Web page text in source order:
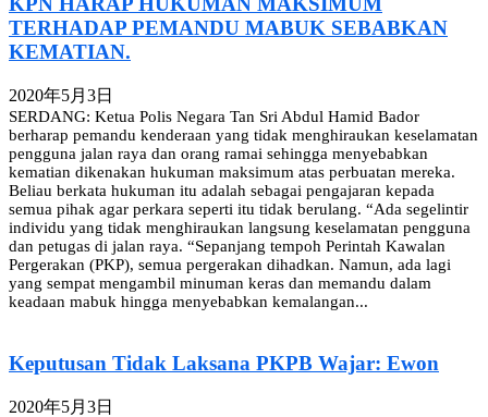
TERHADAP PEMANDU MABUK SEBABKAN
KEMATIAN.
2020年5月3日
SERDANG: Ketua Polis Negara Tan Sri Abdul Hamid Bador
berharap pemandu kenderaan yang tidak menghiraukan keselamatan
pengguna jalan raya dan orang ramai sehingga menyebabkan
kematian dikenakan hukuman maksimum atas perbuatan mereka.
Beliau berkata hukuman itu adalah sebagai pengajaran kepada
semua pihak agar perkara seperti itu tidak berulang. “Ada segelintir
individu yang tidak menghiraukan langsung keselamatan pengguna
dan petugas di jalan raya. “Sepanjang tempoh Perintah Kawalan
Pergerakan (PKP), semua pergerakan dihadkan. Namun, ada lagi
yang sempat mengambil minuman keras dan memandu dalam
keadaan mabuk hingga menyebabkan kemalangan...
Keputusan Tidak Laksana PKPB Wajar: Ewon
2020年5月3日